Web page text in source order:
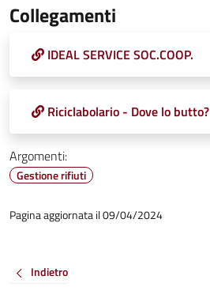
Collegamenti
IDEAL SERVICE SOC.COOP.
Riciclabolario - Dove lo butto?
Argomenti:
Gestione rifiuti
Pagina aggiornata il 09/04/2024
Indietro